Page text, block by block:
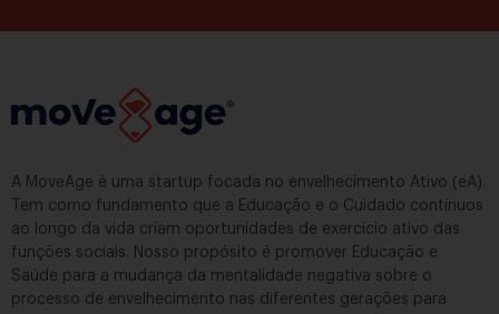
A MoveAge é uma startup focada no envelhecimento Ativo (eA).
Tem como fundamento que a Educação e o Cuidado contínuos
ao longo da vida criam oportunidades de exercício ativo das
funções sociais. Nosso propósito é promover Educação e
Saúde para a mudança da mentalidade negativa sobre o
processo de envelhecimento nas diferentes gerações para